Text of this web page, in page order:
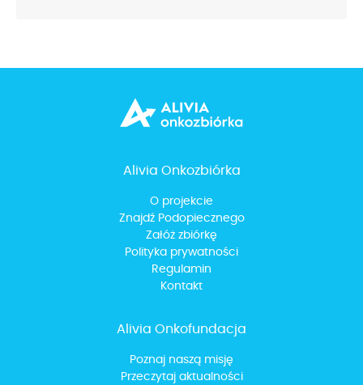
Alivia Onkozbiórka
O projekcie
Znajdź Podopiecznego
Załóż zbiórkę
Polityka prywatności
Regulamin
Kontakt
Alivia Onkofundacja
Poznaj naszą misję
Przeczytaj aktualności